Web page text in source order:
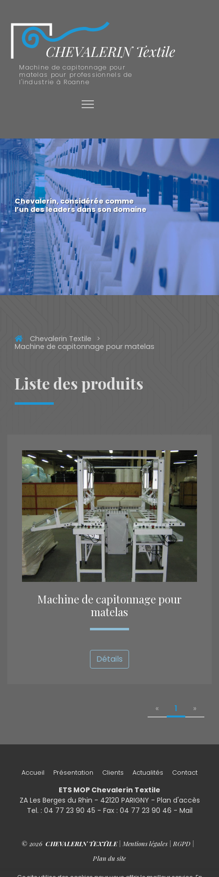
Machine de capitonnage pour
matelas pour professionnels de
l'industrie à Roanne
Chevalerin, considérée comme
l’un des leaders dans son domaine
Chevalerin Textile
Machine de capitonnage pour matelas
Liste des produits
Machine de capitonnage pour
matelas
Détails
« 1 »
Accueil Présentation Clients Actualités Contact
ETS MOP Chevalerin Textile
ZA Les Berges du Rhin - 42120 PARIGNY - Plan d'accès
Tel. : 04 77 23 90 45 - Fax : 04 77 23 90 46 - Mail
© 2026CHEVALERIN TEXTILE| Mentions légales| RGPD
Plan du site